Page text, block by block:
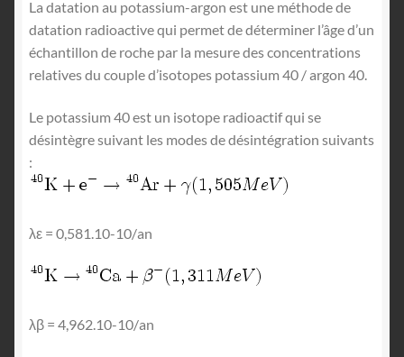
La datation au potassium-argon est une méthode de
datation radioactive qui permet de déterminer l’âge d’un
échantillon de roche par la mesure des concentrations
relatives du couple d’isotopes potassium 40 / argon 40.
Le potassium 40 est un isotope radioactif qui se
désintègre suivant les modes de désintégration suivants
:
λε = 0,581.10-10/an
λβ = 4,962.10-10/an